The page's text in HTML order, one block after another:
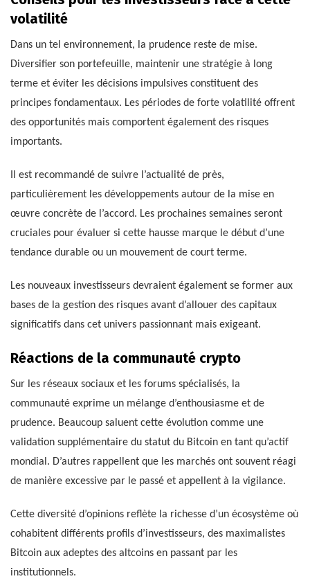
volatilité
Dans un tel environnement, la prudence reste de mise.
Diversifier son portefeuille, maintenir une stratégie à long
terme et éviter les décisions impulsives constituent des
principes fondamentaux. Les périodes de forte volatilité offrent
des opportunités mais comportent également des risques
importants.
Il est recommandé de suivre l’actualité de près,
particulièrement les développements autour de la mise en
œuvre concrète de l’accord. Les prochaines semaines seront
cruciales pour évaluer si cette hausse marque le début d’une
tendance durable ou un mouvement de court terme.
Les nouveaux investisseurs devraient également se former aux
bases de la gestion des risques avant d’allouer des capitaux
significatifs dans cet univers passionnant mais exigeant.
Réactions de la communauté crypto
Sur les réseaux sociaux et les forums spécialisés, la
communauté exprime un mélange d’enthousiasme et de
prudence. Beaucoup saluent cette évolution comme une
validation supplémentaire du statut du Bitcoin en tant qu’actif
mondial. D’autres rappellent que les marchés ont souvent réagi
de manière excessive par le passé et appellent à la vigilance.
Cette diversité d’opinions reflète la richesse d’un écosystème où
cohabitent différents profils d’investisseurs, des maximalistes
Bitcoin aux adeptes des altcoins en passant par les
institutionnels.